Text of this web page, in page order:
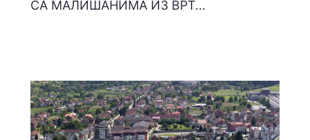
СА МАЛИШАНИМА ИЗ ВРТ...